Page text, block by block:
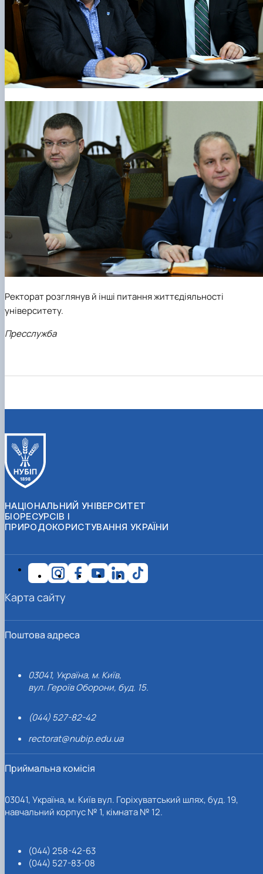
Ректорат розглянув й інші питання життєдіяльності
університету.
Пресслужба
НАЦІОНАЛЬНИЙ УНІВЕРСИТЕТ
БІОРЕСУРСІВ І
ПРИРОДОКОРИСТУВАННЯ УКРАЇНИ
Поштова адреса
03041, Україна, м. Київ,
вул. Героїв Оборони, буд. 15.
(044) 527-82-42
rectorat@nubip.edu.ua
Приймальна комісія
03041, Україна, м. Київ вул. Горіхуватський шлях, буд. 19,
навчальний корпус № 1, кімната № 12.
(044) 258-42-63
(044) 527-83-08
Карта сайту